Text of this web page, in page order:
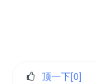
顶一下[0]